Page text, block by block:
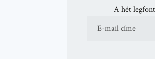
A hét